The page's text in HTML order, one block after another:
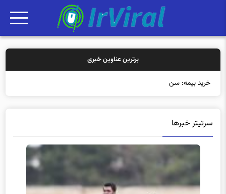
برترین عناوین خبری
خرید بیمه: سنتی یا آنلاین؟ کدامیک ت
سرتیتر خبرها